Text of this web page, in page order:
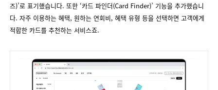
즈)’로 표기했습니다. 또한 ‘카드 파인더(Card Finder)’ 기능을 추가했습니
다. 자주 이용하는 혜택, 원하는 연회비, 혜택 유형 등을 선택하면 고객에게
적합한 카드를 추천하는 서비스죠.